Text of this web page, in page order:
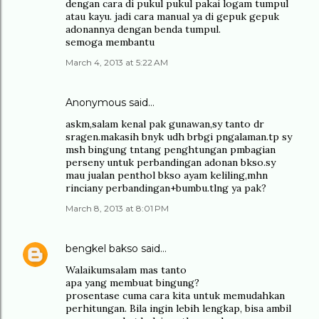
dengan cara di pukul pukul pakai logam tumpul
atau kayu. jadi cara manual ya di gepuk gepuk
adonannya dengan benda tumpul.
semoga membantu
March 4, 2013 at 5:22 AM
Anonymous said…
askm,salam kenal pak gunawan,sy tanto dr
sragen.makasih bnyk udh brbgi pngalaman.tp sy
msh bingung tntang penghtungan pmbagian
perseny untuk perbandingan adonan bkso.sy
mau jualan penthol bkso ayam keliling,mhn
rinciany perbandingan+bumbu.tlng ya pak?
March 8, 2013 at 8:01 PM
bengkel bakso said…
Walaikumsalam mas tanto
apa yang membuat bingung?
prosentase cuma cara kita untuk memudahkan
perhitungan. Bila ingin lebih lengkap, bisa ambil